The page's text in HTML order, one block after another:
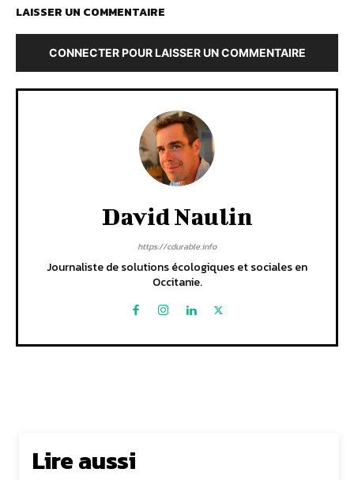
LAISSER UN COMMENTAIRE
CONNECTER POUR LAISSER UN COMMENTAIRE
David Naulin
https://cdurable.info
Journaliste de solutions écologiques et sociales en
Occitanie.
Lire aussi